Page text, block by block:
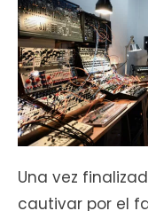
Una vez
cautivar por el